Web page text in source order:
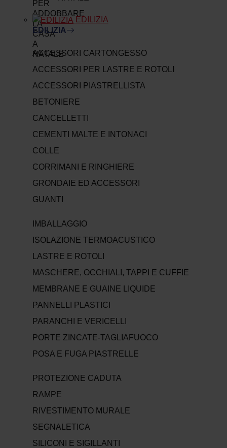
EDILIZIA
EDILIZIA
ACCESSORI CARTONGESSO
ACCESSORI PER LASTRE E ROTOLI
ACCESSORI PIASTRELLISTA
BETONIERE
CANCELLETTI
CEMENTI MALTE E INTONACI
COLLE
CORRIMANI E RINGHIERE
GRONDAIE ED ACCESSORI
GUANTI
IMBALLAGGIO
ISOLAZIONE TERMOACUSTICO
LASTRE E ROTOLI
MASCHERE, OCCHIALI, TAPPI E CUFFIE
MEMBRANE E GUAINE LIQUIDE
PANNELLI PLASTICI
PARANCHI E VERICELLI
PORTE ZINCATE-TAGLIAFUOCO
POSA E FUGA PIASTRELLE
PROTEZIONE CADUTA
RAMPE
RIVESTIMENTO MURALE
SEGNALETICA
SILICONI E SIGILLANTI